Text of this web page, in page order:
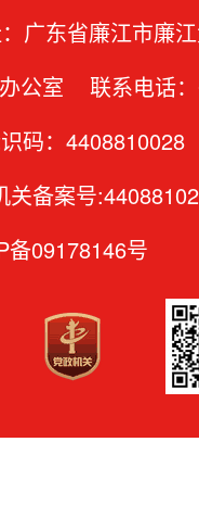
广东省廉江市廉
办公室 联系电话
码：4408810028
备案号
备09178146号